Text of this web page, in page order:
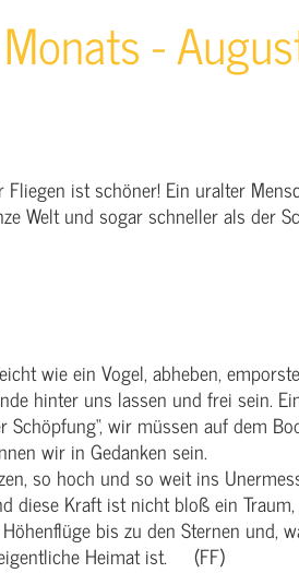
-
Fliegen ist schöner! Ein uralter
Welt und sogar schneller als der
wie ein Vogel, abheben,
hinter uns lassen und frei sein.
Schöpfung“, wir müssen auf dem
wir in Gedanken sein.
so hoch und so weit ins
diese Kraft ist nicht bloß ein
bis zu den Sternen
Heimat ist. (FF)